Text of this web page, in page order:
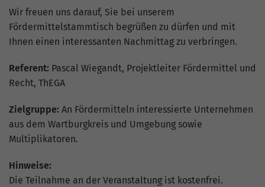
Wir freuen uns darauf, Sie bei unserem
Fördermittelstammtisch begrüßen zu dürfen und mit
Ihnen einen interessanten Nachmittag zu verbringen.
Referent: Pascal Wiegandt, Projektleiter Fördermittel und
Recht, ThEGA
Zielgruppe: An Fördermitteln interessierte Unternehmen
aus dem Wartburgkreis und Umgebung sowie
Multiplikatoren.
Hinweise:
Die Teilnahme an der Veranstaltung ist kostenfrei.
Zweck
das Musterelement auf dem Namen die
eindeutige Identitätsnummer des Kontos
oder der Website enthält, auf das es sich
bezieht. Es scheint eine Variation des
um die von Google auf Websites mit
begrenzen.